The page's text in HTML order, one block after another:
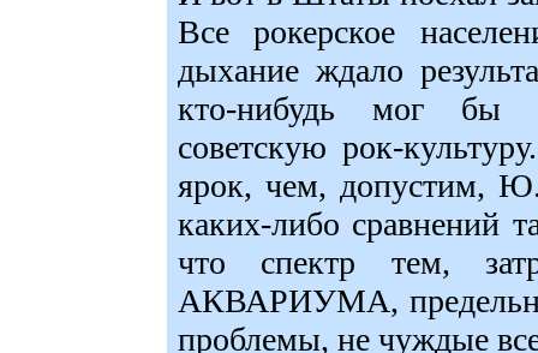
Все рокерское
дыхание ждало
кто-нибудь мог бы
советскую рок-
ярок, чем, допустим,
каких-либо сравнений
что спектр тем,
АКВАРИУМА,
проблемы, не чуждые